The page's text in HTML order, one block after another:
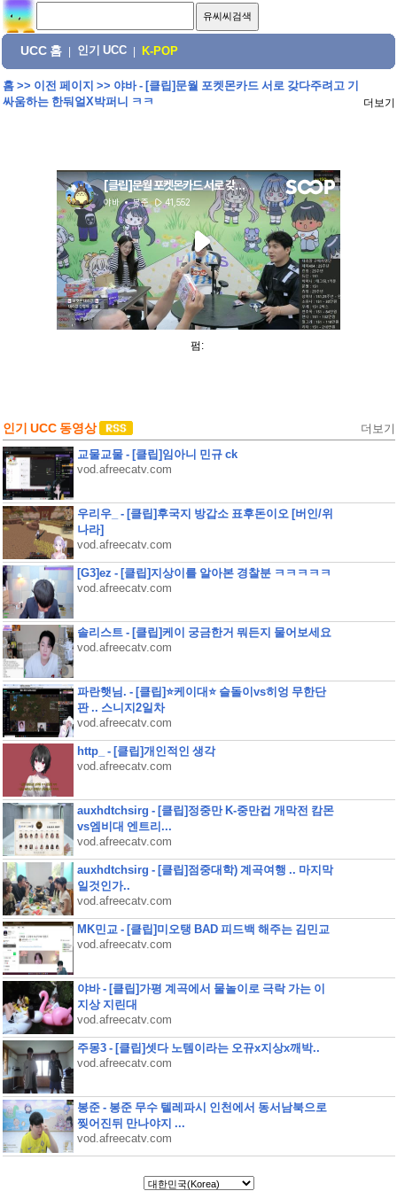
UCC 홈 인기 UCC K-POP
홈>> 이전 페이지 >> 야바 - [클립]문월 포켓몬카드 서로 갖다주려고 기
싸움하는 한둬얼X박퍼니 ㅋㅋ
더보기
펌:
인기 UCC 동영상 더보기
교물교물 - [클립]임아니 민규 ck
vod.afreecatv.com
우리우_ - [클립]후국지 방갑소 표후돈이오 [버인/위
나라]
vod.afreecatv.com
[G3]ez - [클립]지상이를 알아본 경찰분 ㅋㅋㅋㅋㅋ
vod.afreecatv.com
솔리스트 - [클립]케이 궁금한거 뭐든지 물어보세요
vod.afreecatv.com
파란햇님. - [클립]⭐케이대⭐ 슬돌이vs히엉 무한단
판 .. 스니지2일차
vod.afreecatv.com
http_ - [클립]개인적인 생각
vod.afreecatv.com
auxhdtchsirg - [클립]정중만 K-중만컵 개막전 캄몬
vs엠비대 엔트리...
vod.afreecatv.com
auxhdtchsirg - [클립]점중대학) 계곡여행 .. 마지막
일것인가..
vod.afreecatv.com
MK민교 - [클립]미오탱 BAD 피드백 해주는 김민교
vod.afreecatv.com
야바 - [클립]가평 계곡에서 물놀이로 극락 가는 이
지상 지린대
vod.afreecatv.com
주몽3 - [클립]셋다 노템이라는 오뀨x지상x깨박..
vod.afreecatv.com
봉준 - 봉준 무수 텔레파시 인천에서 동서남북으로
찢어진뒤 만나야지 ...
vod.afreecatv.com